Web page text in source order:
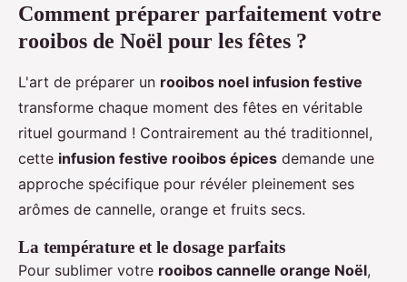
Comment préparer parfaitement votre
rooibos de Noël pour les fêtes ?
L'art de préparer un rooibos noel infusion festive
transforme chaque moment des fêtes en véritable
rituel gourmand ! Contrairement au thé traditionnel,
cette infusion festive rooibos épices demande une
approche spécifique pour révéler pleinement ses
arômes de cannelle, orange et fruits secs.
La température et le dosage parfaits
Pour sublimer votre rooibos cannelle orange Noël,